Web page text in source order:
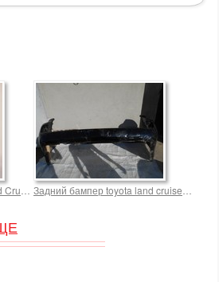
Cruiser 200 2500,0 р.
Задний бампер toyota land cruiser 200 с